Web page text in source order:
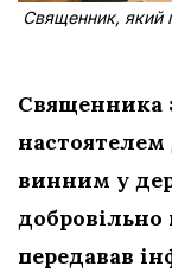
Священник, який
Священника
винним у
добровільно
передавав